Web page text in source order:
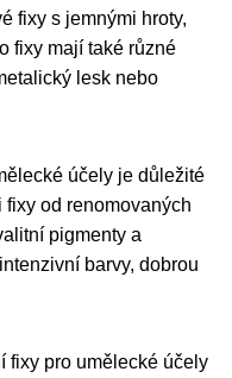
fixy s jemnými hroty,
fixy mají také různé
lesk nebo
účely je důležité
od renomovaných
pigmenty a
barvy, dobrou
fixy pro umělecké účely